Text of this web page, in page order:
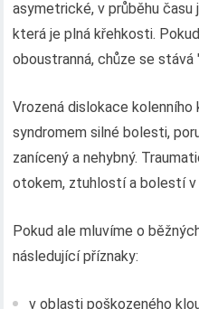
asymetrické, v průběhu času
která je plná křehkosti.
oboustranná, chůze se stává
Vrozená dislokace kolenního
syndromem silné bolesti,
zanícený a nehybný.
otokem, ztuhlostí a bolestí v
Pokud ale mluvíme o
následující příznaky:
v oblasti poškozeného